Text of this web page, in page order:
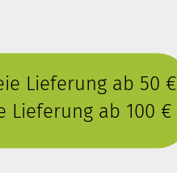
Lieferung ab 50 €
Lieferung ab 100 €